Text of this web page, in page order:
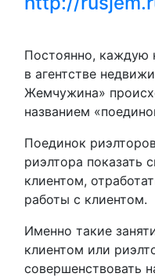
Постоянно, каждую
в агентстве
Жемчужина»
названием
Поединок
риэлтора показать
клиентом,
работы с клиентом.
Именно такие
клиентом или
совершенствовать